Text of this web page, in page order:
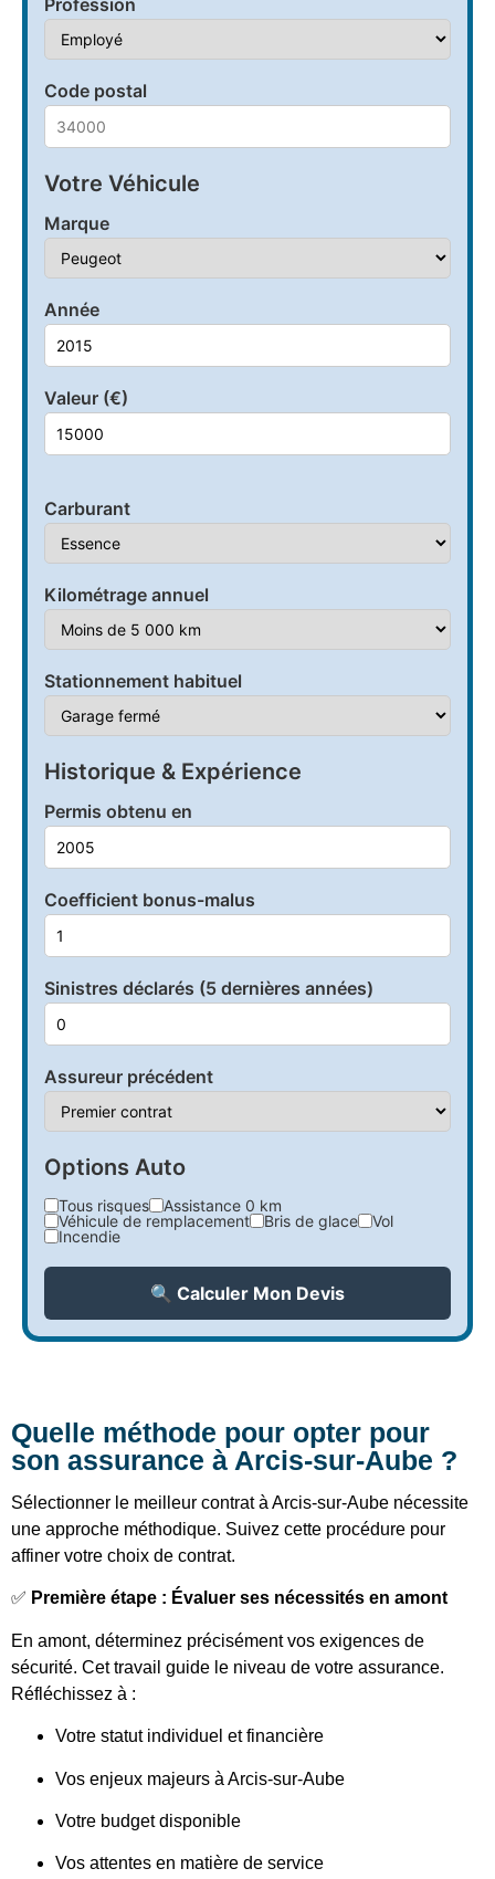
Code postal
Votre Véhicule
Marque
Année
Valeur (€)
Carburant
Kilométrage annuel
Stationnement habituel
Historique & Expérience
Permis obtenu en
Coefficient bonus-malus
Sinistres déclarés (5 dernières années)
Assureur précédent
Options Auto
Tous risques
Assistance 0 km
Véhicule de remplacement
Bris de glace
Vol
Incendie
🔍 Calculer Mon Devis
Quelle méthode pour opter pour
son assurance à Arcis-sur-Aube ?
Sélectionner le meilleur contrat à Arcis-sur-Aube nécessite
une approche méthodique. Suivez cette procédure pour
affiner votre choix de contrat.
✅ Première étape : Évaluer ses nécessités en amont
En amont, déterminez précisément vos exigences de
sécurité. Cet travail guide le niveau de votre assurance.
Réfléchissez à :
Votre statut individuel et financière
Vos enjeux majeurs à Arcis-sur-Aube
Votre budget disponible
Vos attentes en matière de service